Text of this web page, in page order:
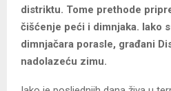
distriktu. Tome prethode
čišćenje peći i dimnjaka. Iako
dimnjačara porasle, građani
nadolazeću zimu.